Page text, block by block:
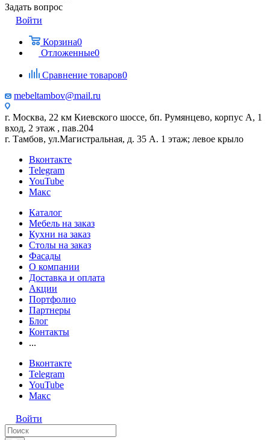
Задать вопрос
Войти
Корзина0
Отложенные0
Сравнение товаров0
mebeltambov@mail.ru
г. Москва, 22 км Киевского шоссе, бп. Румянцево, корпус А, 1
вход, 2 этаж , пав.204
г. Тамбов, ул.Магистральная, д. 35 А. 1 этаж; левое крыло
Вконтакте
Telegram
YouTube
Макс
Каталог
Мебель на заказ
Кухни на заказ
Столы на заказ
Фасады
О компании
Доставка и оплата
Акции
Портфолио
Партнеры
Блог
Контакты
...
Вконтакте
Telegram
YouTube
Макс
Войти